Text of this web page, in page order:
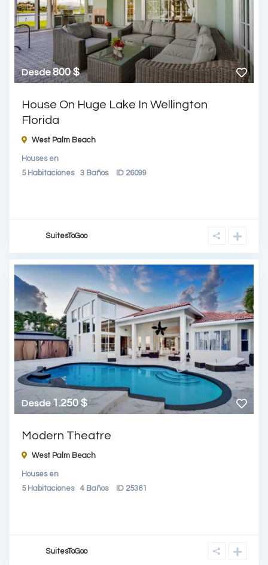
Desde800 $
House On Huge Lake In Wellington
Florida
West Palm Beach
Housesen
5 Habitaciones 3 Baños ID 26099
SuitesToGoo
Desde 1.250 $
Modern Theatre
West Palm Beach
Housesen
5 Habitaciones 4 Baños ID 25361
SuitesToGoo